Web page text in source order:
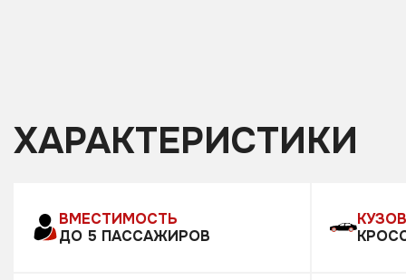
ХАРАКТЕРИСТИКИ
ВМЕСТИМОСТЬ
ДО 5 ПАССАЖИРОВ
КУЗОВ